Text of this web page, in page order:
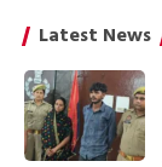
Latest News